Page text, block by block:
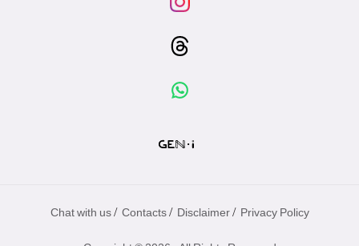
Chat with us / Contacts / Disclaimer / Privacy Policy